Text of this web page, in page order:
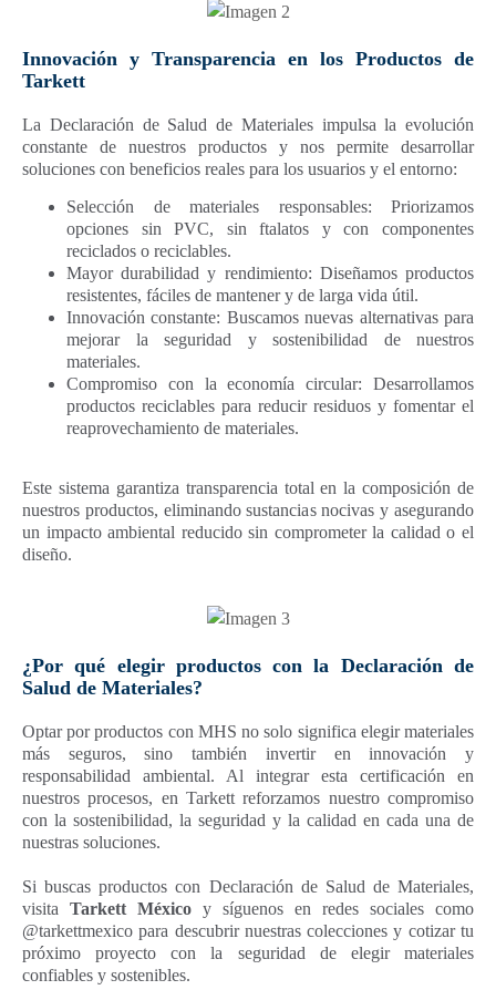
Innovación y Transparencia en los Productos de
Tarkett
La Declaración de Salud de Materiales impulsa la evolución
constante de nuestros productos y nos permite desarrollar
soluciones con beneficios reales para los usuarios y el entorno:
Selección de materiales responsables: Priorizamos
opciones sin PVC, sin ftalatos y con componentes
reciclados o reciclables.
Mayor durabilidad y rendimiento: Diseñamos productos
resistentes, fáciles de mantener y de larga vida útil.
Innovación constante: Buscamos nuevas alternativas para
mejorar la seguridad y sostenibilidad de nuestros
materiales.
Compromiso con la economía circular: Desarrollamos
productos reciclables para reducir residuos y fomentar el
reaprovechamiento de materiales.
Este sistema garantiza transparencia total en la composición de
nuestros productos, eliminando sustancias nocivas y asegurando
un impacto ambiental reducido sin comprometer la calidad o el
diseño.
¿Por qué elegir productos con la Declaración de
Salud de Materiales?
Optar por productos con MHS no solo significa elegir materiales
más seguros, sino también invertir en innovación y
responsabilidad ambiental. Al integrar esta certificación en
nuestros procesos, en Tarkett reforzamos nuestro compromiso
con la sostenibilidad, la seguridad y la calidad en cada una de
nuestras soluciones.
Si buscas productos con Declaración de Salud de Materiales,
visita Tarkett México y síguenos en redes sociales como
@tarkettmexico para descubrir nuestras colecciones y cotizar tu
próximo proyecto con la seguridad de elegir materiales
confiables y sostenibles.